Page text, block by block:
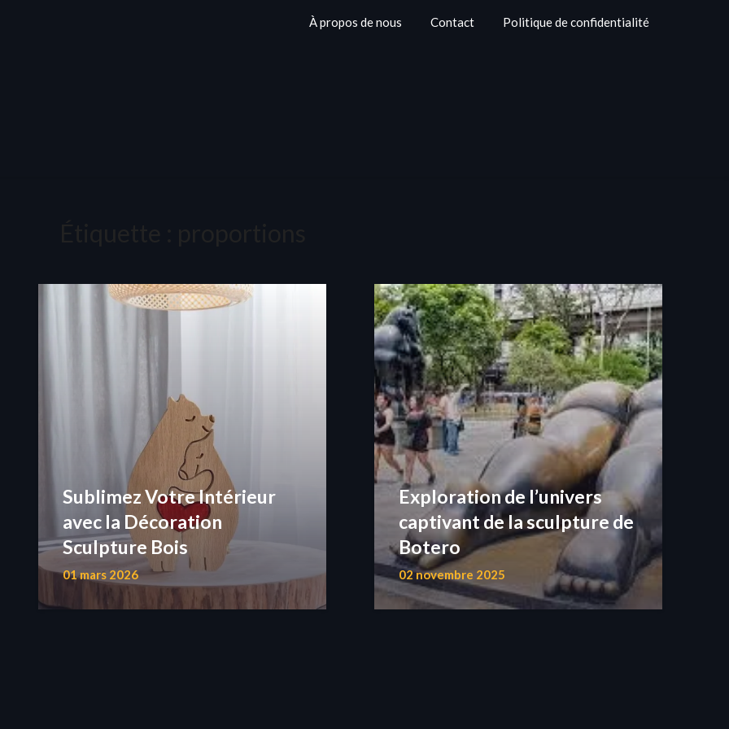
À propos de nous Contact Politique de confidentialité
Sublimez Votre Intérieur
avec la Décoration
Sculpture Bois
01 mars 2026
Exploration de l’univers
captivant de la sculpture de
Botero
02 novembre 2025